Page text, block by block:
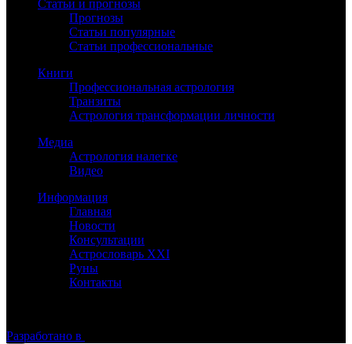
Статьи и прогнозы
Прогнозы
Статьи популярные
Статьи профессиональные
Книги
Профессиональная астрология
Транзиты
Астрология трансформации личности
Медиа
Астрология налегке
Видео
Информация
Главная
Новости
Консультации
Астрословарь XXI
Руны
Контакты
Разработано в